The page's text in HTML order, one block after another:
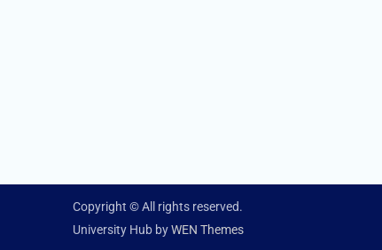
Copyright © All rights reserved.
University Hub byWEN Themes